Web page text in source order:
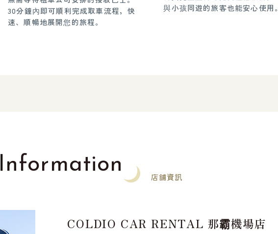
30分鐘內即可順利完成取車流程，快
速、順暢地展開您的旅程。
與小孩同遊的旅客也能安心使用。
Information
店舗資訊
COLDIO CAR RENTAL 那霸機場店